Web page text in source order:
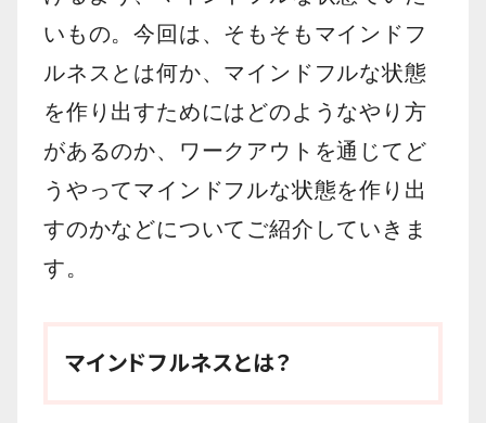
いもの。今回は、そもそもマインドフ
ルネスとは何か、マインドフルな状態
を作り出すためにはどのようなやり方
があるのか、ワークアウトを通じてど
うやってマインドフルな状態を作り出
すのかなどについてご紹介していきま
す。
マインドフルネスとは？